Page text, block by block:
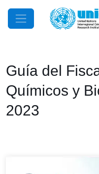
Mobile Menu
Guía del
Químicos y
2023